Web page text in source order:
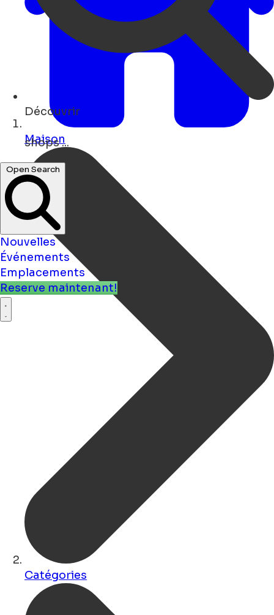
Découvrir
museums ...
Open Search
Nouvelles
Événements
Emplacements
Reserve maintenant!
Maison
Catégories